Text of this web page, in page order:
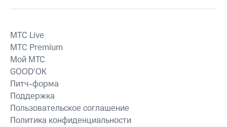
MTС Live
MTС Premium
Мой МТС
GOOD’OK
Питч-форма
Поддержка
Пользовательское соглашение
Политика конфиденциальности